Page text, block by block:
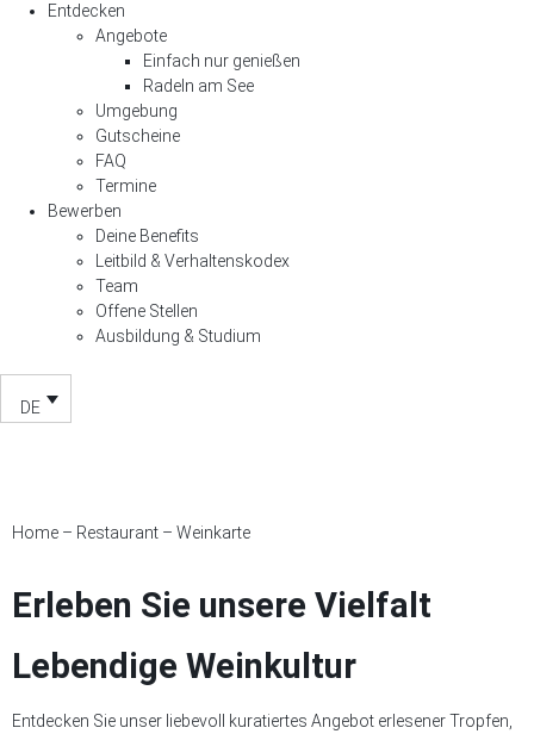
Entdecken
Angebote
Einfach nur genießen
Radeln am See
Umgebung
Gutscheine
FAQ
Termine
Bewerben
Deine Benefits
Leitbild & Verhaltenskodex
Team
Offene Stellen
Ausbildung & Studium
DE
Home – Restaurant – Weinkarte
Erleben Sie unsere Vielfalt
Lebendige Weinkultur
Entdecken Sie unser liebevoll kuratiertes Angebot erlesener Tropfen,